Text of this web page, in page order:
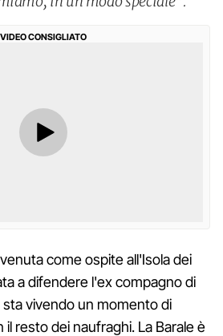
VIDEO CONSIGLIATO
come ospite all'Isola dei
a difendere l'ex compagno di
sta vivendo un momento di
resto dei naufraghi. La Barale è